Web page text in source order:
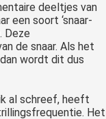
deeltjes van
een soort ‘snaar-
Deze
de snaar. Als het
wordt dit dus
al schreef, heeft
Het